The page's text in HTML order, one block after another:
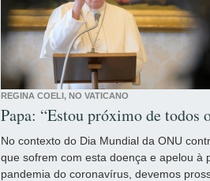
REGINA COELI, NO VATICANO
Papa: “Estou próximo de todos
No contexto do Dia Mundial da ONU
que sofrem com esta doença e apelou à
pandemia do coronavírus, devemos